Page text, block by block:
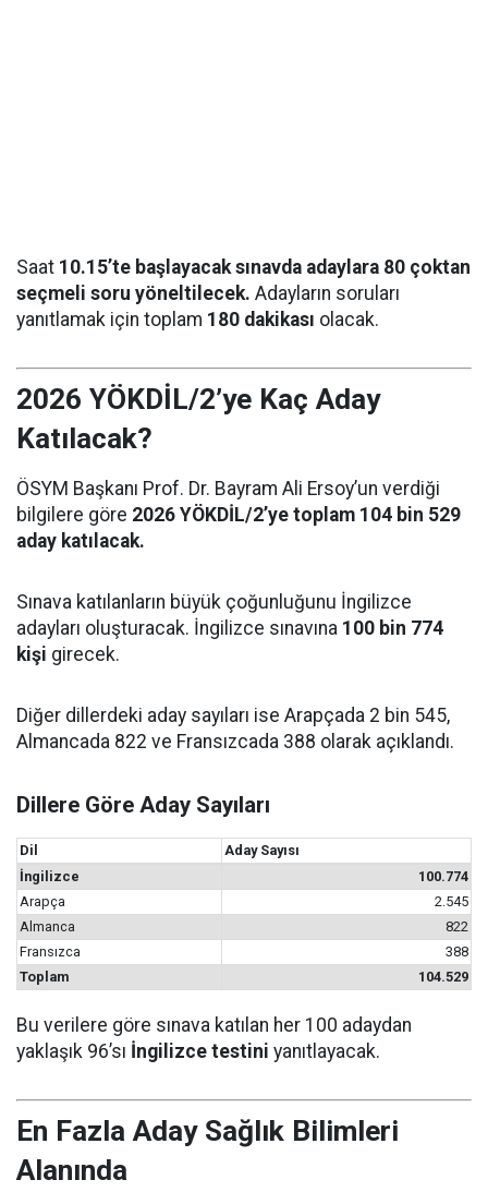
Saat 10.15’te başlayacak sınavda adaylara 80 çoktan
seçmeli soru yöneltilecek. Adayların soruları
yanıtlamak için toplam 180 dakikası olacak.
2026 YÖKDİL/2’ye Kaç Aday
Katılacak?
ÖSYM Başkanı Prof. Dr. Bayram Ali Ersoy’un verdiği
bilgilere göre 2026 YÖKDİL/2’ye toplam 104 bin 529
aday katılacak.
Sınava katılanların büyük çoğunluğunu İngilizce
adayları oluşturacak. İngilizce sınavına 100 bin 774
kişi girecek.
Diğer dillerdeki aday sayıları ise Arapçada 2 bin 545,
Almancada 822 ve Fransızcada 388 olarak açıklandı.
Dillere Göre Aday Sayıları
Dil
Aday Sayısı
İngilizce
100.774
Arapça
2.545
Almanca
822
Fransızca
388
Toplam
104.529
Bu verilere göre sınava katılan her 100 adaydan
yaklaşık 96’sı İngilizce testini yanıtlayacak.
En Fazla Aday Sağlık Bilimleri
Alanında